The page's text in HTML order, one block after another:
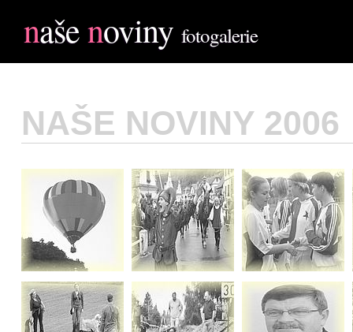
našenoviny fotogalerie
NAŠE NOVINY 2006